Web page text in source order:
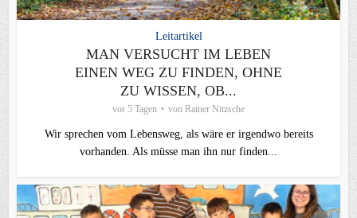
Leitartikel
MAN VERSUCHT IM LEBEN
EINEN WEG ZU FINDEN, OHNE
ZU WISSEN, OB...
vor 5 Tagen von Rainer Nitzsche
Wir sprechen vom Lebensweg, als wäre er irgendwo bereits
vorhanden. Als müsse man ihn nur finden...